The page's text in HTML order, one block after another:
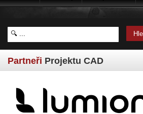
Partneři Projektu CAD